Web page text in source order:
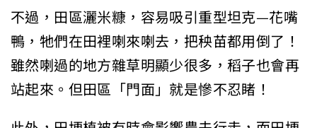
不過，田區灑米糠，容易吸引重型坦克—花嘴
鴨，牠們在田裡喇來喇去，把秧苗都用倒了！
雖然喇過的地方雜草明顯少很多，稻子也會再
站起來。但田區「門面」就是慘不忍睹！